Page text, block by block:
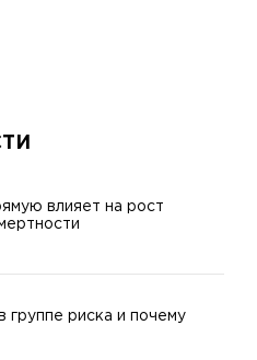
влияет на рост
группе риска и почему